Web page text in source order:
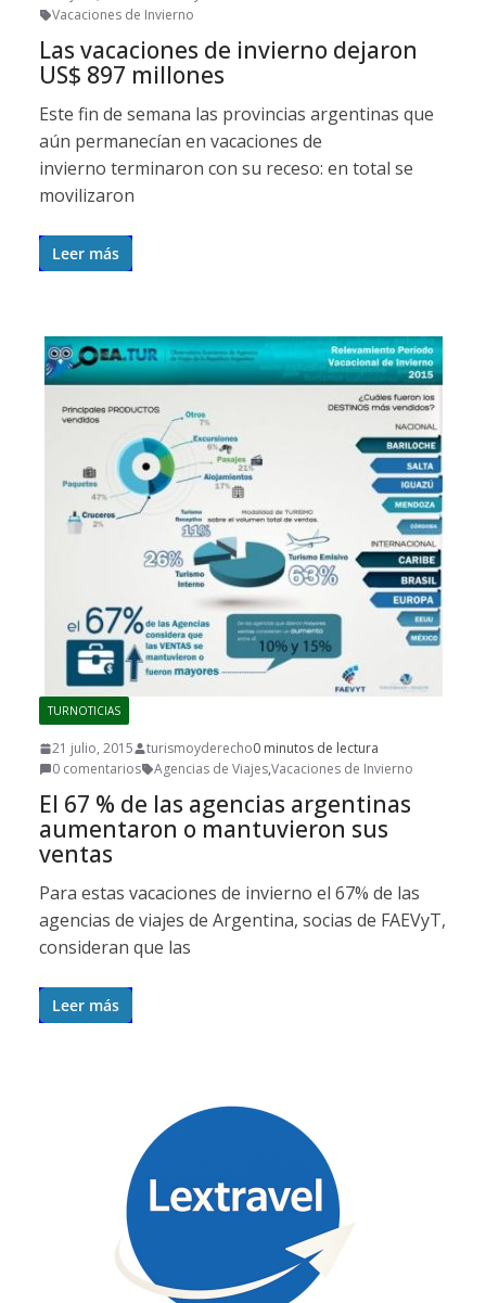
Vacaciones de Invierno
Las vacaciones de invierno dejaron
US$ 897 millones
Este fin de semana las provincias argentinas que
aún permanecían en vacaciones de
invierno terminaron con su receso: en total se
movilizaron
Leer más
TURNOTICIAS
21 julio, 2015 turismoyderecho0 minutos de lectura
0 comentarios
Agencias de Viajes,Vacaciones de Invierno
El 67 % de las agencias argentinas
aumentaron o mantuvieron sus
ventas
Para estas vacaciones de invierno el 67% de las
agencias de viajes de Argentina, socias de FAEVyT,
consideran que las
Leer más